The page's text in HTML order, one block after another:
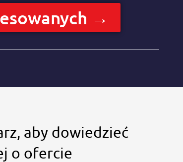
→
aby dowiedzieć
o ofercie